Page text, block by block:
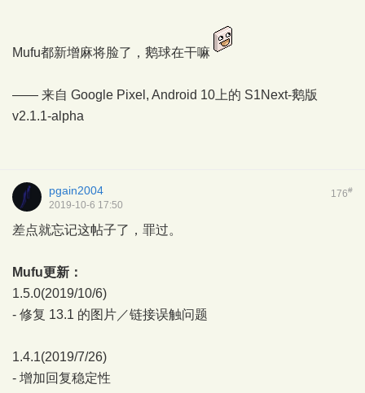
Mufu都新增麻将脸了，鹅球在干嘛
—— 来自 Google Pixel, Android 10上的 S1Next-鹅版
v2.1.1-alpha
176#
pgain2004
2019-10-6 17:50
差点就忘记这帖子了，罪过。
Mufu更新：
1.5.0(2019/10/6)
- 修复 13.1 的图片／链接误触问题
1.4.1(2019/7/26)
- 增加回复稳定性